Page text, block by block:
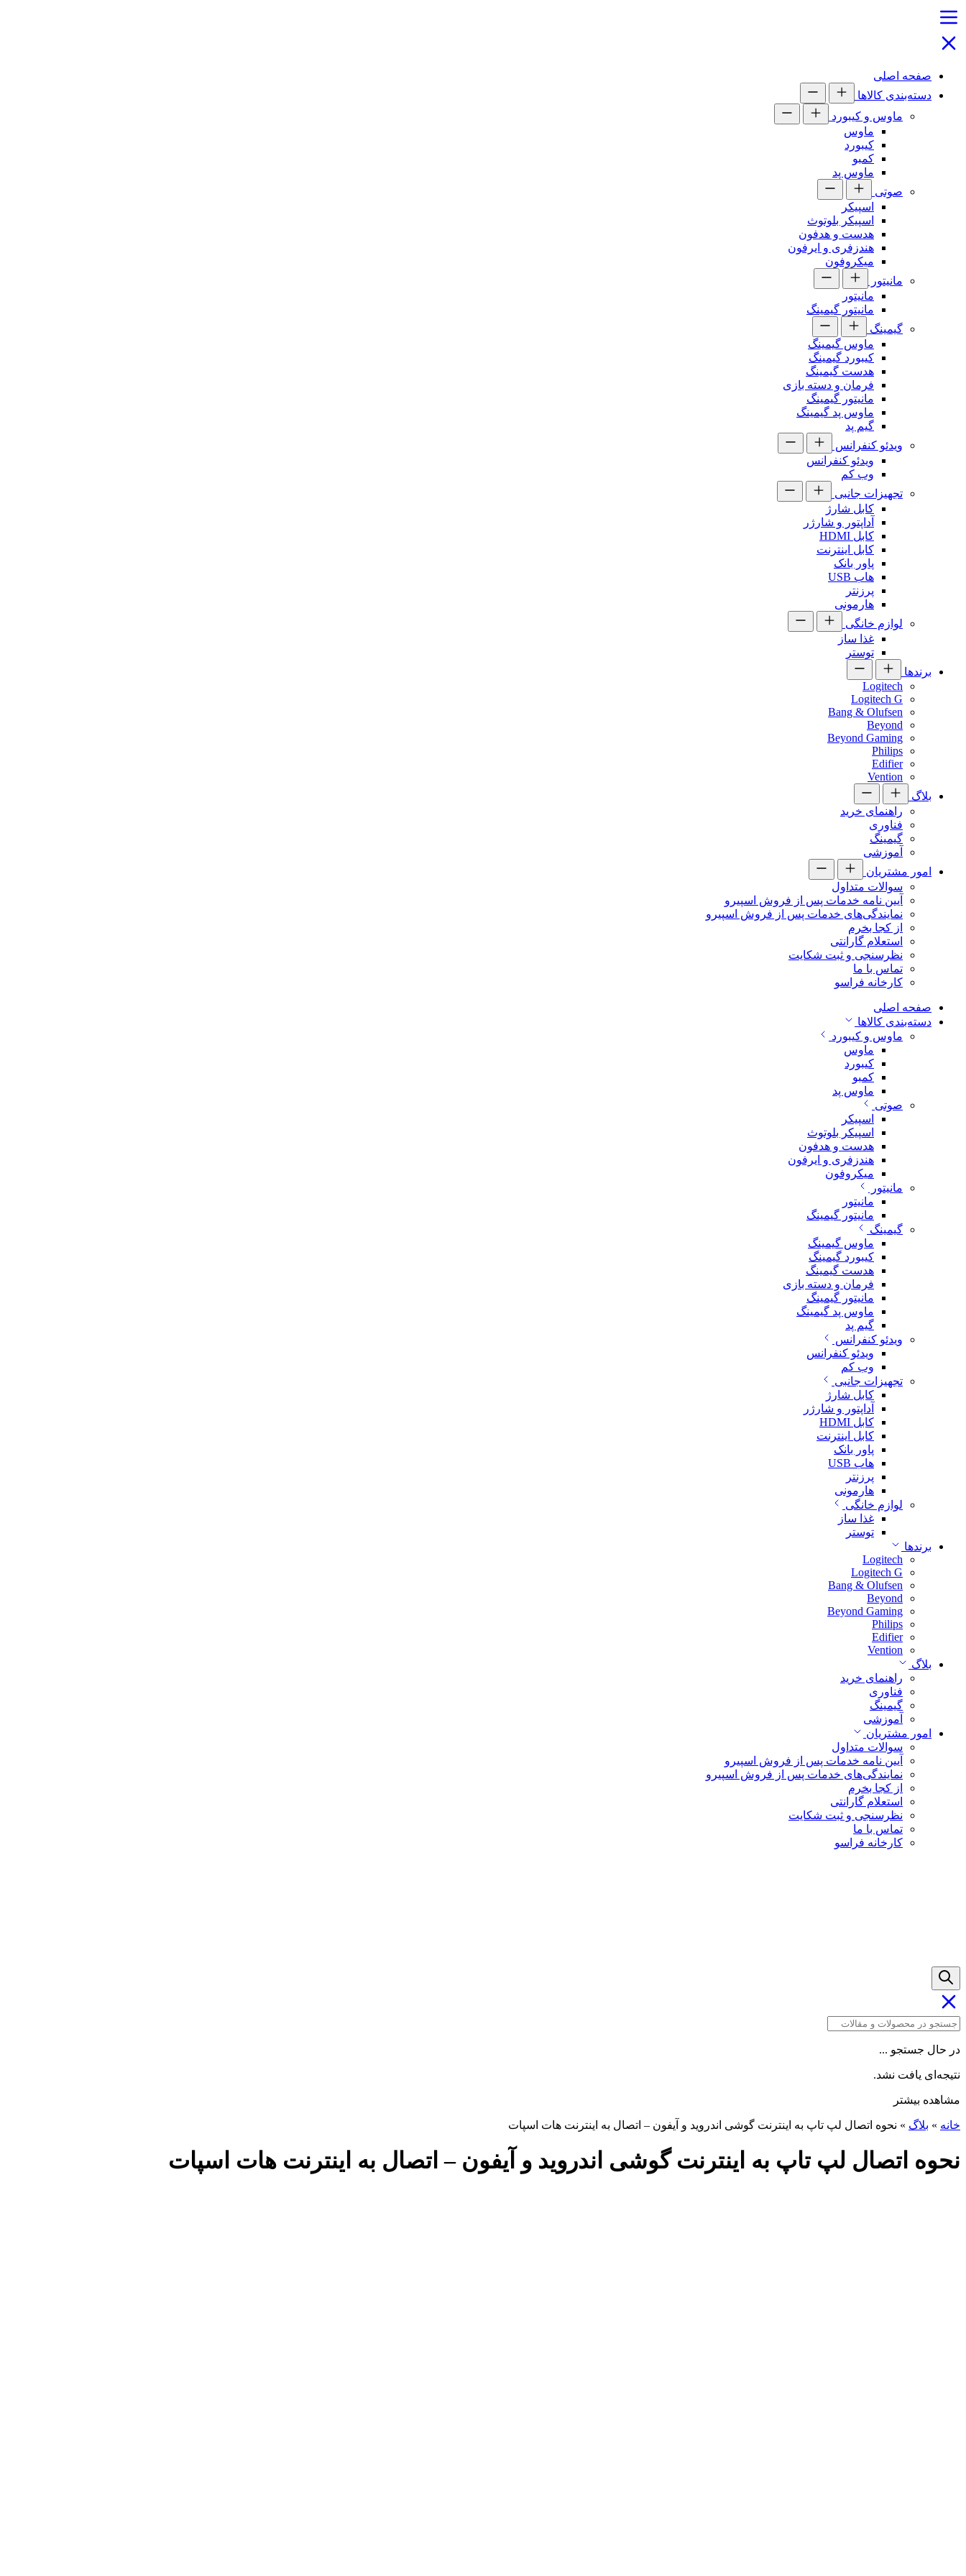
صفحه اصلی
دسته‌بندی کالاها
ماوس و کیبورد
ماوس
کیبورد
کمبو
ماوس پد
صوتی
اسپیکر
اسپیکر بلوتوث
هدست و هدفون
هندزفری و ایرفون
میکروفون
مانیتور
مانیتور
مانیتور گیمینگ
گیمینگ
ماوس گیمینگ
کیبورد گیمینگ
هدست گیمینگ
فرمان و دسته بازی
مانیتور گیمینگ
ماوس پد گیمینگ
گیم پد
ویدئو کنفرانس
ویدئو کنفرانس
وب کم
تجهیزات جانبی
کابل شارژ
آداپتور و شارژر
کابل HDMI
کابل اینترنت
پاور بانک
هاب USB
پرزنتر
هارمونی
لوازم خانگی
غذا ساز
توستر
برندها
Logitech
Logitech G
Bang & Olufsen
Beyond
Beyond Gaming
Philips
Edifier
Vention
بلاگ
راهنمای خرید
فناوری
گیمینگ
آموزشی
امور مشتریان
سوالات متداول
آیین نامه خدمات پس از فروش اسپیرو
نمایندگی‌های خدمات پس از فروش اسپیرو
از کجا بخرم
استعلام گارانتی
نظرسنجی و ثبت شکایت
تماس با ما
کارخانه فراسو
صفحه اصلی
دسته‌بندی کالاها
ماوس و کیبورد
ماوس
کیبورد
کمبو
ماوس پد
صوتی
اسپیکر
اسپیکر بلوتوث
هدست و هدفون
هندزفری و ایرفون
میکروفون
مانیتور
مانیتور
مانیتور گیمینگ
گیمینگ
ماوس گیمینگ
کیبورد گیمینگ
هدست گیمینگ
فرمان و دسته بازی
مانیتور گیمینگ
ماوس پد گیمینگ
گیم پد
ویدئو کنفرانس
ویدئو کنفرانس
وب کم
تجهیزات جانبی
کابل شارژ
آداپتور و شارژر
کابل HDMI
کابل اینترنت
پاور بانک
هاب USB
پرزنتر
هارمونی
لوازم خانگی
غذا ساز
توستر
برندها
Logitech
Logitech G
Bang & Olufsen
Beyond
Beyond Gaming
Philips
Edifier
Vention
بلاگ
راهنمای خرید
فناوری
گیمینگ
آموزشی
امور مشتریان
سوالات متداول
آیین نامه خدمات پس از فروش اسپیرو
نمایندگی‌های خدمات پس از فروش اسپیرو
از کجا بخرم
استعلام گارانتی
نظرسنجی و ثبت شکایت
تماس با ما
کارخانه فراسو
در حال جستجو ...
نتیجه‌ای یافت نشد.
مشاهده بیشتر
خانه » بلاگ » نحوه اتصال لپ تاپ به اینترنت گوشی اندروید و آیفون – اتصال به اینترنت هات اسپات
نحوه اتصال لپ تاپ به اینترنت گوشی اندروید و آیفون – اتصال به اینترنت هات اسپات